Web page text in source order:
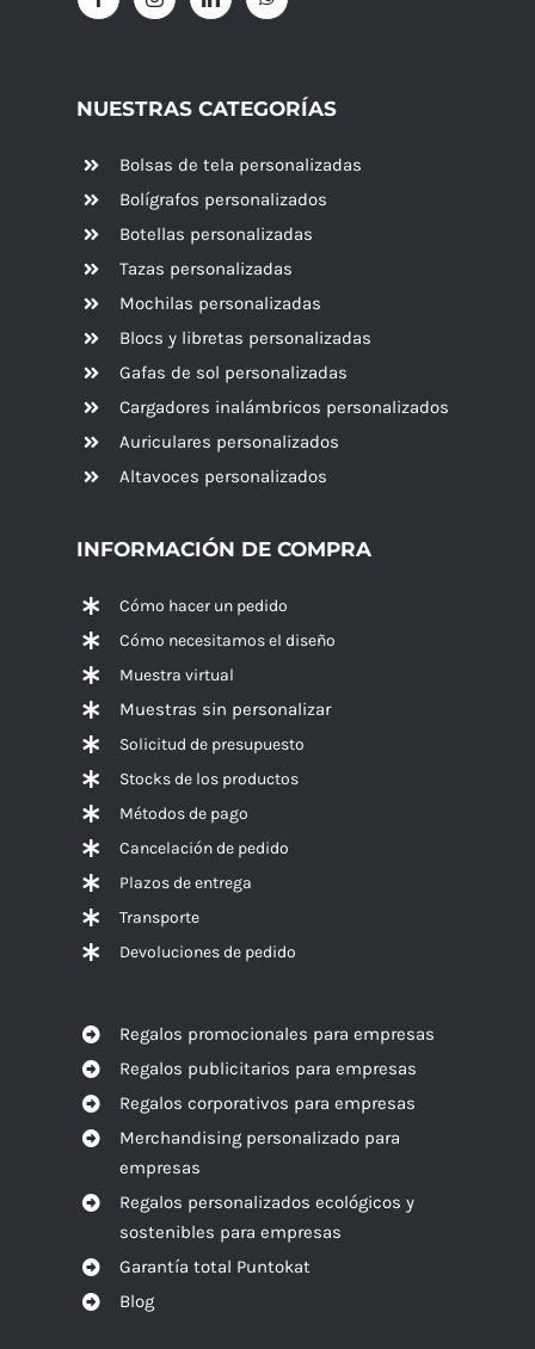
NUESTRAS CATEGORÍAS
Bolsas de tela personalizadas
Bolígrafos personalizados
Botellas personalizadas
Tazas personalizadas
Mochilas personalizadas
Blocs y libretas personalizadas
Gafas de sol personalizadas
Cargadores inalámbricos personalizados
Auriculares personalizados
Altavoces personalizados
INFORMACIÓN DE COMPRA
Cómo hacer un pedido
Cómo necesitamos el diseño
Muestra virtual
Muestras sin personalizar
Solicitud de presupuesto
Stocks de los productos
Métodos de pago
Cancelación de pedido
Plazos de entrega
Transporte
Devoluciones de pedido
Regalos promocionales para empresas
Regalos publicitarios para empresas
Regalos corporativos para empresas
Merchandising personalizado para
empresas
Regalos personalizados ecológicos y
sostenibles para empresas
Garantía total Puntokat
Blog